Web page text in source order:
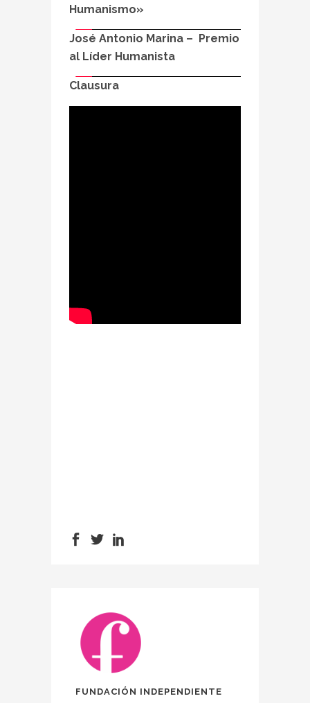
Humanismo»
José Antonio Marina – Premio
al Líder Humanista
Clausura
FUNDACIÓN INDEPENDIENTE